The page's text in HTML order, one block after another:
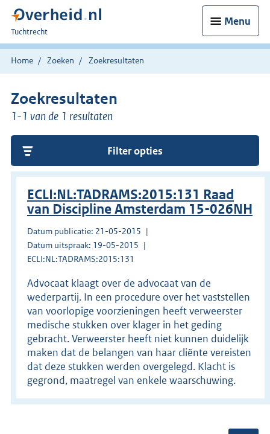
Menu
U
bent
hier:
Tuchtrecht
Home Zoeken Zoekresultaten
Zoekresultaten
1-1 van de 1 resultaten
Filter opties
ECLI:NL:TADRAMS:2015:131 Raad
van Discipline Amsterdam 15-026NH
Datum publicatie: 21-05-2015
Datum uitspraak: 19-05-2015
ECLI:NL:TADRAMS:2015:131
Advocaat klaagt over de advocaat van de
wederpartij. In een procedure over het vaststellen
van voorlopige voorzieningen heeft verweerster
medische stukken over klager in het geding
gebracht. Verweerster heeft niet kunnen duidelijk
maken dat de belangen van haar cliënte vereisten
dat deze stukken werden overgelegd. Klacht is
gegrond, maatregel van enkele waarschuwing.